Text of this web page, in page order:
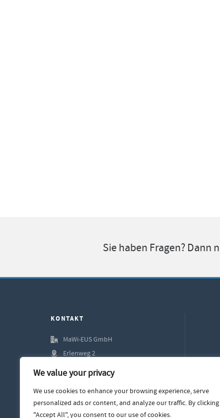
We value your privacy
We use cookies to enhance your browsing experience, serve
personalized ads or content, and analyze our traffic. By clicking
"Accept All", you consent to our use of cookies.
Sie haben Fragen? Dann
KONTAKT
MaWi-EUS GmbH
Erlenweg 2
+49 (0) 6074 660 98 00
info@mawi-eus.de